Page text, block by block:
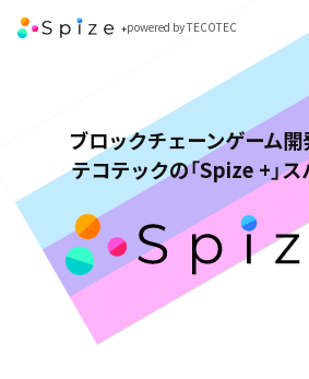
powered by TECOTEC
ブロックチェーンゲーム
テコテックの「Spize +」